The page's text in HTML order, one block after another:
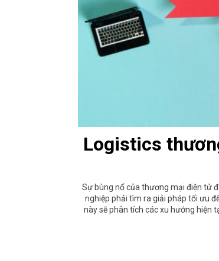
Logistics
Sự bùng nổ của thương mại điện tử
nghiệp phải tìm ra giải pháp tối ưu
này sẽ phân tích các xu hướng hiện